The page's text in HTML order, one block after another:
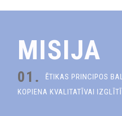
MISIJA
01.
ĒTIKAS PRINCIPOS
KOPIENA KVALITATĪVAI